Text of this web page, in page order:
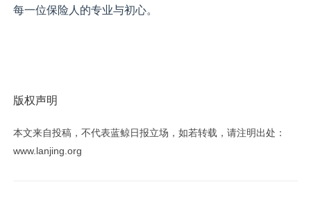
每一位保险人的专业与初心。
版权声明
本文来自投稿，不代表蓝鲸日报立场，如若转载，请注明出处：
www.lanjing.org